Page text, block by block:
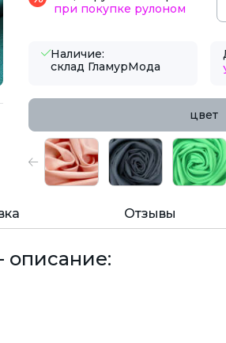
при покупке рулоном
Наличие:
склад ГламурМода
цвет
Отзывы
описание: